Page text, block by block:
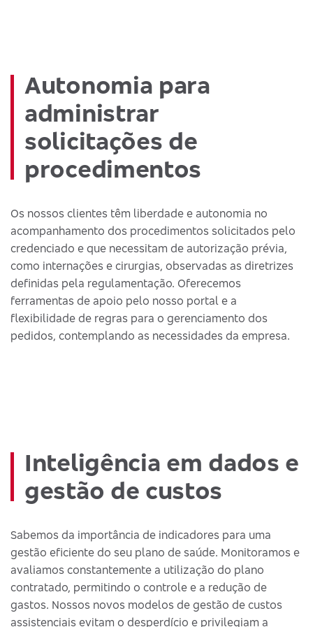
Autonomia para
administrar
solicitações de
procedimentos
Os nossos clientes têm liberdade e autonomia no
acompanhamento dos procedimentos solicitados pelo
credenciado e que necessitam de autorização prévia,
como internações e cirurgias, observadas as diretrizes
definidas pela regulamentação. Oferecemos
ferramentas de apoio pelo nosso portal e a
flexibilidade de regras para o gerenciamento dos
pedidos, contemplando as necessidades da empresa.
Inteligência em dados e
gestão de custos
Sabemos da importância de indicadores para uma
gestão eficiente do seu plano de saúde. Monitoramos e
avaliamos constantemente a utilização do plano
contratado, permitindo o controle e a redução de
gastos. Nossos novos modelos de gestão de custos
assistenciais evitam o desperdício e privilegiam a